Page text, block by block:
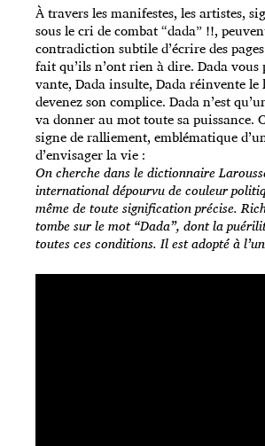
À travers les manifestes, les artistes,
sous le cri de combat “dada” !!,
contradiction subtile d’écrire des
fait qu’ils n’ont rien à dire. Dada vous
vante, Dada insulte, Dada réinvente le
devenez son complice. Dada n’est
va donner au mot toute sa puissance.
signe de ralliement, emblématique
d’envisager la vie :
On cherche dans le dictionnaire
international dépourvu de couleur
même de toute signification précise.
tombe sur le mot “Dada”, dont la
toutes ces conditions. Il est adopté à